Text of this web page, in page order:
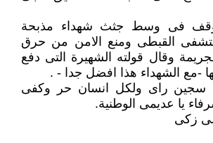
وقف فى وسط جثث شهداء مذبحة
القبطى ومنع الامن من حرق
وقال قولته الشهيرة التى دفع
-مع الشهداء هذا افضل جدا - .
سجين راى ولكل انسان حر وكفى
يا عديمى الوطنية.
زكى